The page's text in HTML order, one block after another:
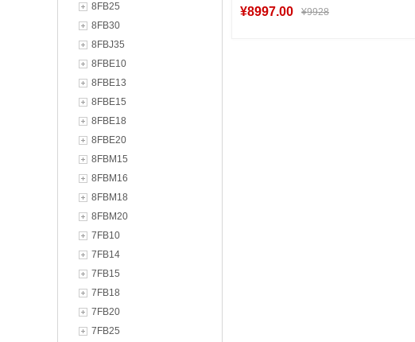
8FB25
8FB30
8FBJ35
8FBE10
8FBE13
8FBE15
8FBE18
8FBE20
8FBM15
8FBM16
8FBM18
8FBM20
7FB10
7FB14
7FB15
7FB18
7FB20
7FB25
¥8997.00 ¥9928